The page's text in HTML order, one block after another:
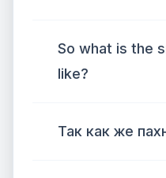
So what is the
like?
Так как же